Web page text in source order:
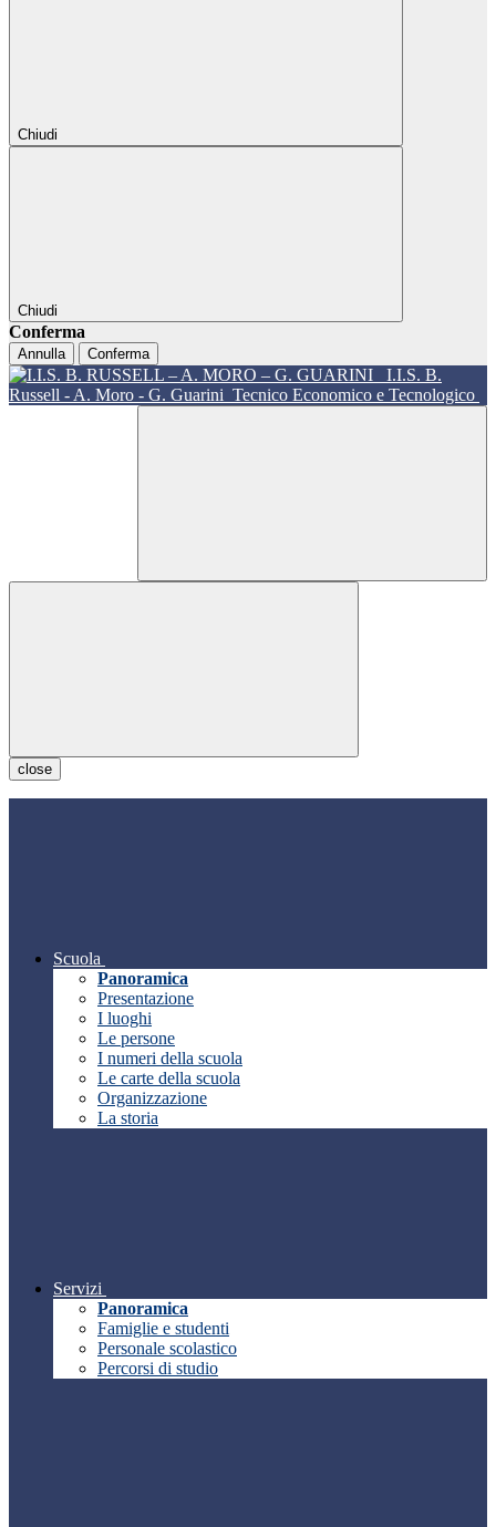
Chiudi
Chiudi
Conferma
Annulla Conferma
I.I.S. B.
Russell - A. Moro - G. Guarini Tecnico Economico e Tecnologico
close
Scuola
Panoramica
Presentazione
I luoghi
Le persone
I numeri della scuola
Le carte della scuola
Organizzazione
La storia
Servizi
Panoramica
Famiglie e studenti
Personale scolastico
Percorsi di studio